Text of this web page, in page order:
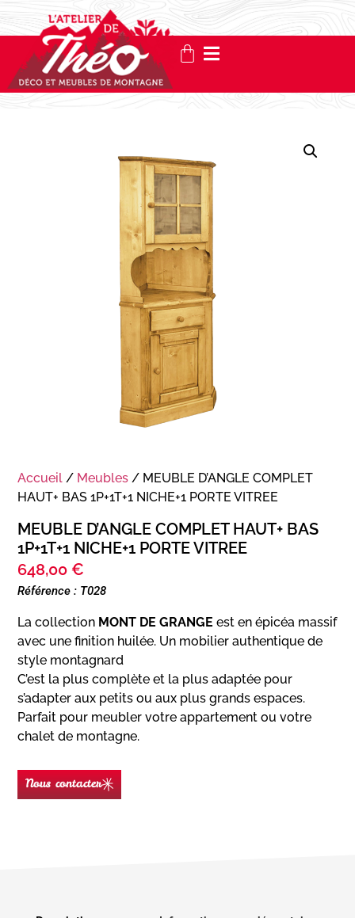
Accueil / Meubles / MEUBLE D’ANGLE COMPLET
HAUT+ BAS 1P+1T+1 NICHE+1 PORTE VITREE
MEUBLE D’ANGLE COMPLET HAUT+ BAS
1P+1T+1 NICHE+1 PORTE VITREE
648,00 €
Référence : T028
La collection MONT DE GRANGE est en épicéa massif
avec une finition huilée. Un mobilier authentique de
style montagnard
C’est la plus complète et la plus adaptée pour
s’adapter aux petits ou aux plus grands espaces.
Parfait pour meubler votre appartement ou votre
chalet de montagne.
Nous contacter